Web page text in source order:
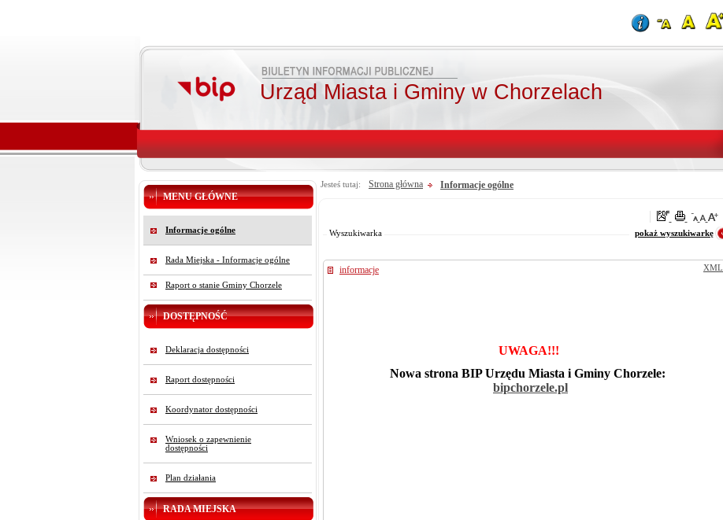
Urząd Miasta i Gminy w Chorzelach
MENU GŁÓWNE
Informacje ogólne
Rada Miejska - Informacje ogólne
Raport o stanie Gminy Chorzele
DOSTĘPNOŚĆ
Deklaracja dostępności
Raport dostępności
Koordynator dostępności
Wniosek o zapewnienie
dostępności
Plan działania
RADA MIEJSKA
Jesteś tutaj: Strona główna Informacje ogólne
Wyszukiwarka pokaż wyszukiwarkę
XML
informacje
UWAGA!!!
Nowa strona BIP Urzędu Miasta i Gminy Chorzele:
bipchorzele.pl